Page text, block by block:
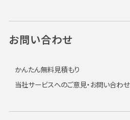
お問い合わせ
かんたん無料見積もり
当社サービスへのご意見・お問い合わせ